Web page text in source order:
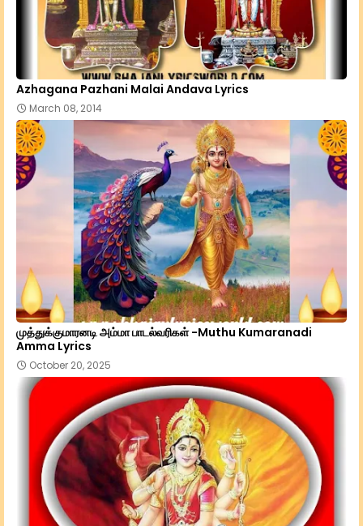
Azhagana Pazhani Malai Andava Lyrics
March 08, 2014
முத்துக்குமாரனடி அம்மா பாடல்வரிகள் -Muthu Kumaranadi
Amma Lyrics
October 20, 2025